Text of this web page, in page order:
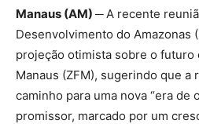
Manaus (AM) ─A recente
Desenvolvimento do Amazonas
projeção otimista sobre o futuro
Manaus (ZFM), sugerindo que a
caminho para uma nova “era de
promissor, marcado por um